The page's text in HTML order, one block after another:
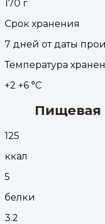
170 г
Срок хранения
7 дней от даты
Температура
+2 +6 °С
Пищевая
125
ккал
5
белки
3.2